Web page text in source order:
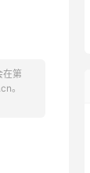
在第
。